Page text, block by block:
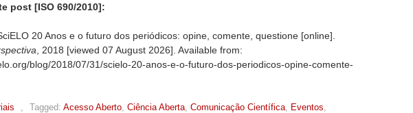
post [ISO 690/2010]:
20 Anos e o futuro dos periódicos: opine, comente, questione [online].
, 2018 [viewed 07 August 2026]. Available from:
blog/2018/07/31/scielo-20-anos-e-o-futuro-dos-periodicos-opine-comente-
Tagged: Acesso Aberto Ciência Aberta Comunicação Científica Eventos